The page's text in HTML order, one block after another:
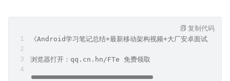
《Android学习笔记总结+最新移动架构视频+大厂安卓面试真题+
浏览器打开：qq.cn.hn/FTe 免费领取
复制代码